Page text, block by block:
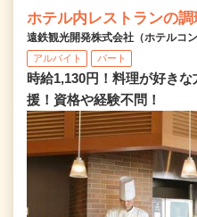
ホテル内レストランの
遠鉄観光開発株式会社（ホテルコン
アルバイト パート
時給1,130円！料理が好き
援！資格や経験不問！